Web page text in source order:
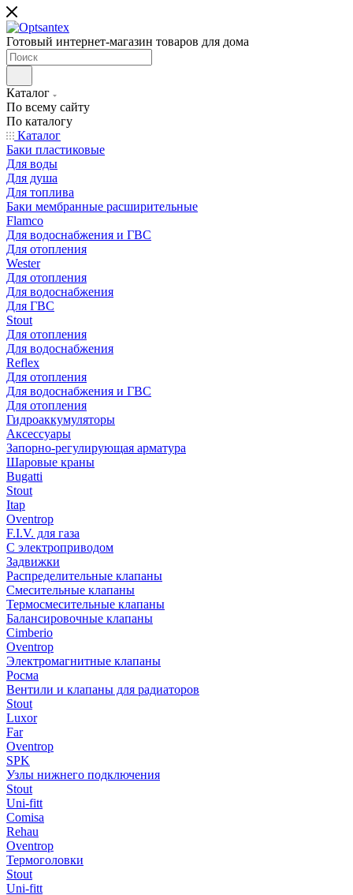
Готовый интернет-магазин товаров для дома
Каталог
По всему сайту
По каталогу
Каталог
Баки пластиковые
Для воды
Для душа
Для топлива
Баки мембранные расширительные
Flamco
Для водоснабжения и ГВС
Для отопления
Wester
Для отопления
Для водоснабжения
Для ГВС
Stout
Для отопления
Для водоснабжения
Reflex
Для отопления
Для водоснабжения и ГВС
Для отопления
Гидроаккумуляторы
Аксессуары
Запорно-регулирующая арматура
Шаровые краны
Bugatti
Stout
Itap
Oventrop
F.I.V. для газа
С электроприводом
Задвижки
Распределительные клапаны
Cмесительные клапаны
Термосмесительные клапаны
Балансировочные клапаны
Cimberio
Oventrop
Электромагнитные клапаны
Росма
Вентили и клапаны для радиаторов
Stout
Luxor
Far
Oventrop
SPK
Узлы нижнего подключения
Stout
Uni-fitt
Comisa
Rehau
Oventrop
Термоголовки
Stout
Uni-fitt